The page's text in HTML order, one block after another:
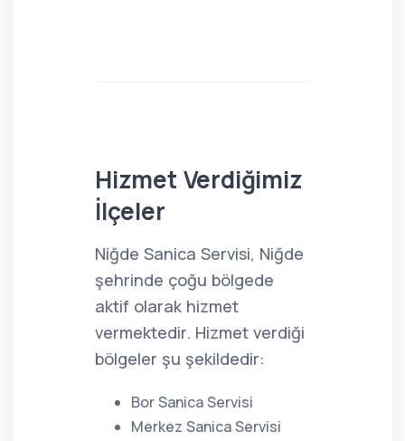
Hizmet Verdiğimiz
İlçeler
Niğde Sanica Servisi, Niğde
şehrinde çoğu bölgede
aktif olarak hizmet
vermektedir. Hizmet verdiği
bölgeler şu şekildedir:
Bor Sanica Servisi
Merkez Sanica Servisi